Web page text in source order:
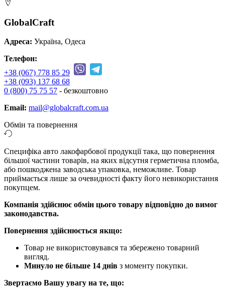
GlobalCraft
Адреса: Україна, Одеса
Телефон:
+38 (067) 778 85 29
+38 (093) 137 68 68
0 (800) 75 75 57 - безкоштовно
Email: mail@globalcraft.com.ua
Обмін та повернення
Специфіка авто лакофарбової продукції така, що повернення
більшої частини товарів, на яких відсутня герметична пломба,
або пошкоджена заводська упаковка, неможливе. Товар
приймається лише за очевидності факту його невикористання
покупцем.
Компанія здійснює обмін цього товару відповідно до вимог
законодавства.
Повернення здійснюється якщо:
Товар не використовувався та збережено товарний
вигляд.
Минуло не більше 14 днів з моменту покупки.
Звертаємо Вашу увагу на те, що: